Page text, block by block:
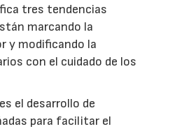
tres tendencias
marcando la
y modificando la
con el cuidado de los
el desarrollo de
para facilitar el